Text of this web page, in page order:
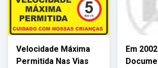
Velocidade Máxima
Permitida Nas Vias
Em